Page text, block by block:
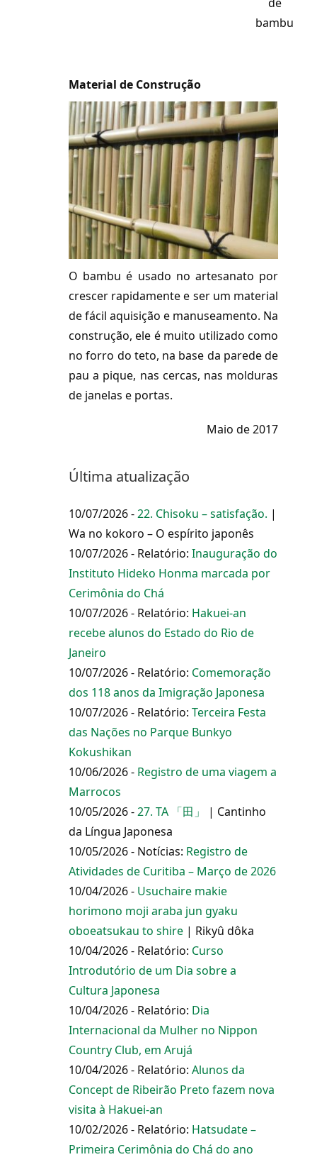
bambu
Material de Construção
O bambu é usado no artesanato por
crescer rapidamente e ser um material
de fácil aquisição e manuseamento. Na
construção, ele é muito utilizado como
no forro do teto, na base da parede de
pau a pique, nas cercas, nas molduras
de janelas e portas.
Maio de 2017
Última atualização
10/07/2026 -22. Chisoku – satisfação. |
Wa no kokoro – O espírito japonês
10/07/2026 - Relatório: Inauguração do
Instituto Hideko Honma marcada por
Cerimônia do Chá
10/07/2026 - Relatório: Hakuei-an
recebe alunos do Estado do Rio de
Janeiro
10/07/2026 - Relatório: Comemoração
dos 118 anos da Imigração Japonesa
10/07/2026 - Relatório: Terceira Festa
das Nações no Parque Bunkyo
Kokushikan
10/06/2026 - Registro de uma viagem a
Marrocos
10/05/2026 -27. TA 「田」
| Cantinho
da Língua Japonesa
10/05/2026 - Notícias: Registro de
Atividades de Curitiba – Março de 2026
10/04/2026 - Usuchaire makie
horimono moji araba jun gyaku
oboeatsukau to shire | Rikyû dôka
10/04/2026 - Relatório: Curso
Introdutório de um Dia sobre a
Cultura Japonesa
10/04/2026 - Relatório: Dia
Internacional da Mulher no Nippon
Country Club, em Arujá
10/04/2026 - Relatório: Alunos da
Concept de Ribeirão Preto fazem nova
visita à Hakuei-an
10/02/2026 - Relatório: Hatsudate –
Primeira Cerimônia do Chá do ano